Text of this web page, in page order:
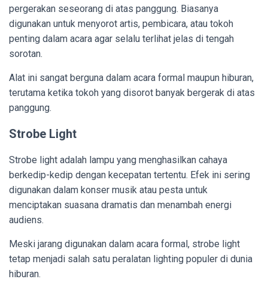
pergerakan seseorang di atas panggung. Biasanya
digunakan untuk menyorot artis, pembicara, atau tokoh
penting dalam acara agar selalu terlihat jelas di tengah
sorotan.
Alat ini sangat berguna dalam acara formal maupun hiburan,
terutama ketika tokoh yang disorot banyak bergerak di atas
panggung.
Strobe Light
Strobe light adalah lampu yang menghasilkan cahaya
berkedip-kedip dengan kecepatan tertentu. Efek ini sering
digunakan dalam konser musik atau pesta untuk
menciptakan suasana dramatis dan menambah energi
audiens.
Meski jarang digunakan dalam acara formal, strobe light
tetap menjadi salah satu peralatan lighting populer di dunia
hiburan.